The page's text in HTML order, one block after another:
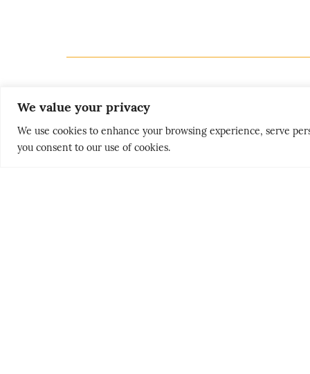
We value your privacy
We use cookies to enhance your browsing experience, serve
you consent to our use of cookies.